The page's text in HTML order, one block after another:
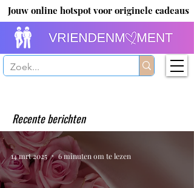
Jouw online hotspot voor originele cadeaus
Recente berichten
14 mrt 2025 6 minuten om te lezen